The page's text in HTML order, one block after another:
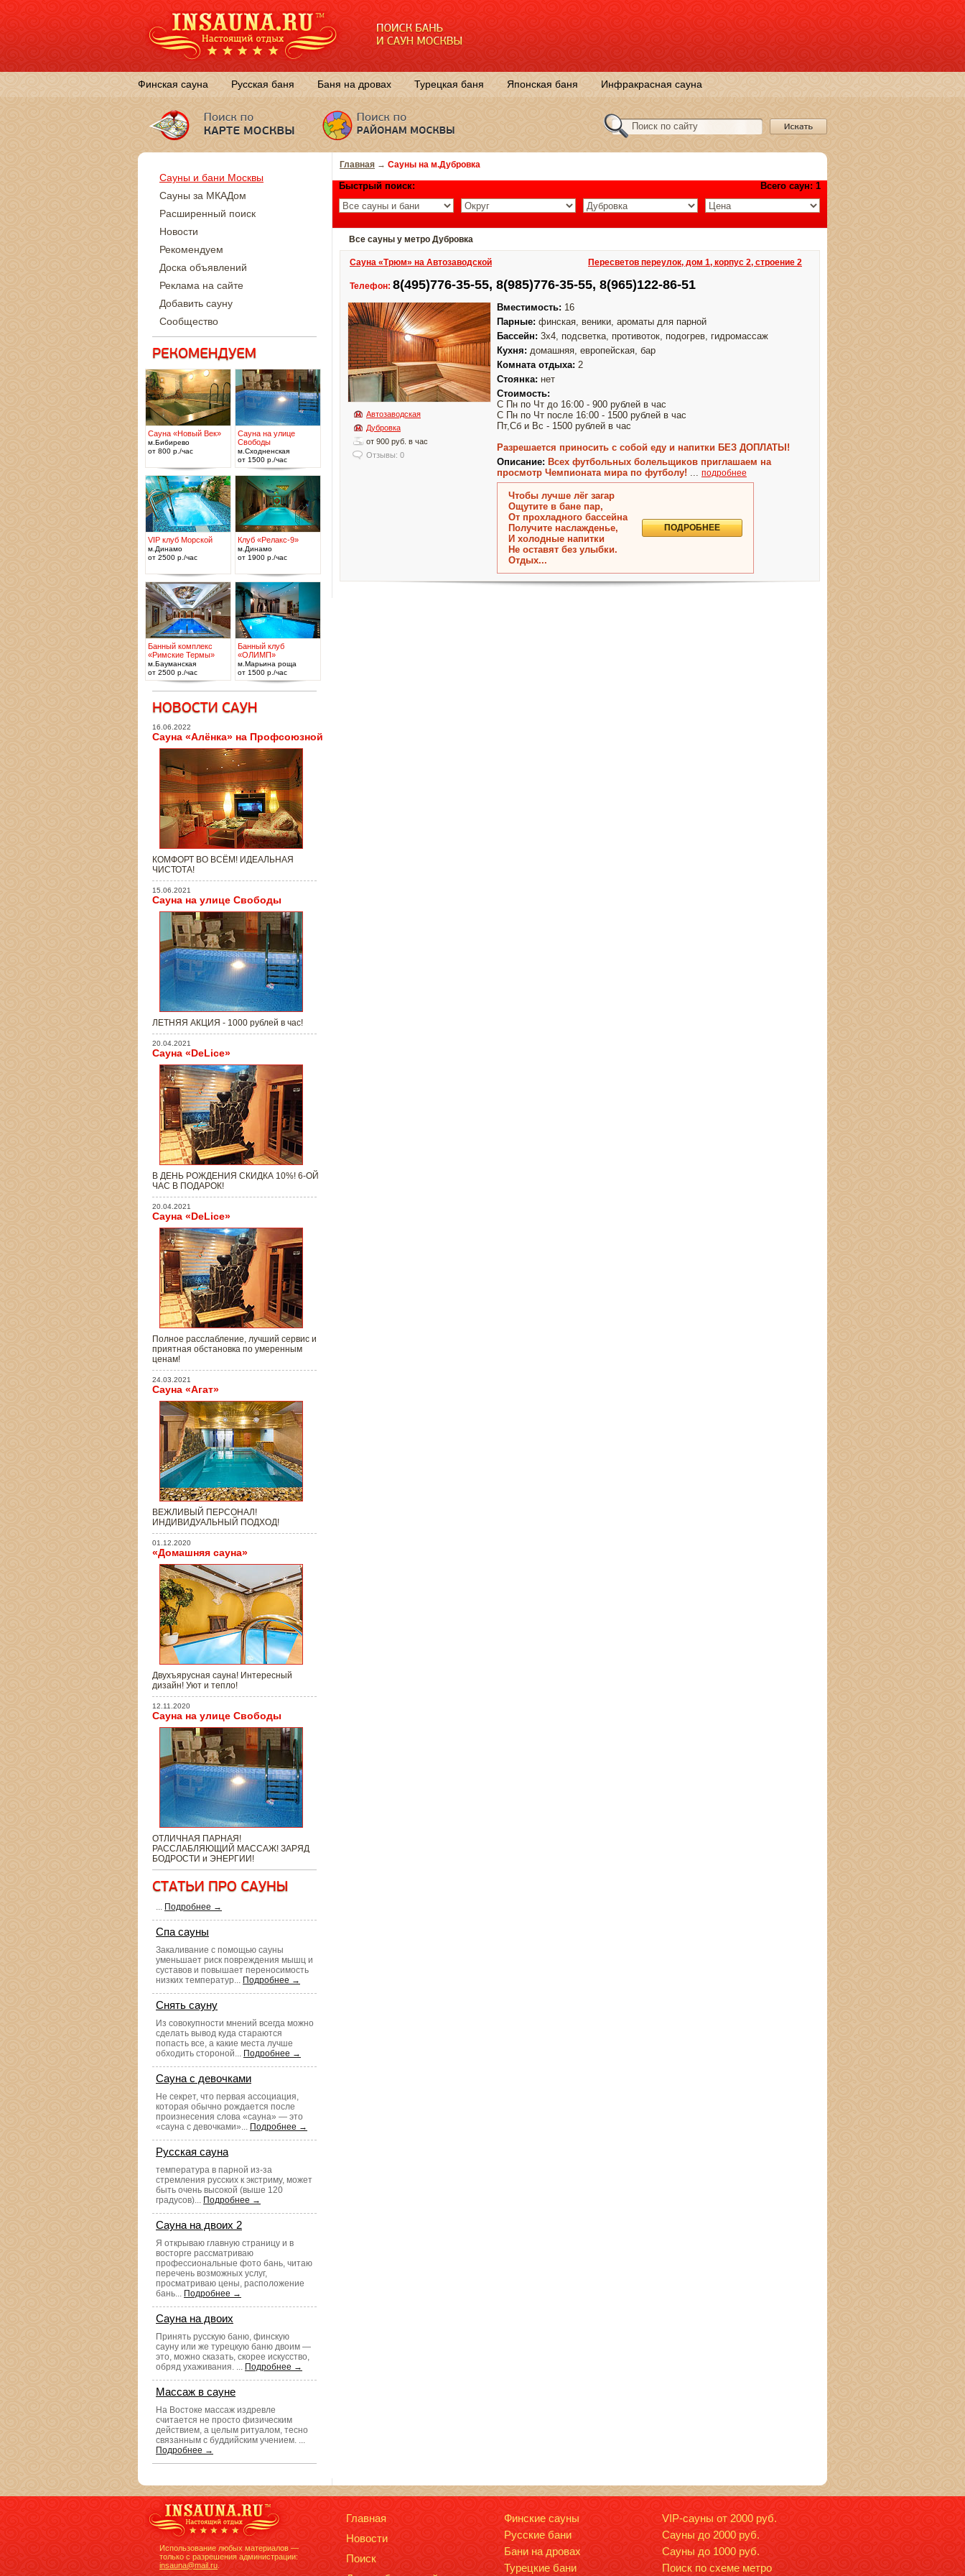
Финская сауна Русская баня Баня на дровах Турецкая баня Японская баня Инфракрасная сауна
Главная → Сауны на м.Дубровка
Всего саун: 1
Быстрый поиск:
Все сауны у метро Дубровка
Сауна «Трюм» на Автозаводской Пересветов переулок, дом 1, корпус 2, строение 2
Телефон: 8(495)776-35-55, 8(985)776-35-55, 8(965)122-86-51
Автозаводская
Дубровка
от 900 руб. в час
Отзывы: 0
Вместимость: 16
Парные: финская, веники, ароматы для парной
Бассейн: 3x4, подсветка, противоток, подогрев, гидромассаж
Кухня: домашняя, европейская, бар
Комната отдыха: 2
Стоянка: нет
Стоимость:
С Пн по Чт до 16:00 - 900 рублей в час
С Пн по Чт после 16:00 - 1500 рублей в час
Пт,Сб и Вс - 1500 рублей в час
Разрешается приносить с собой еду и напитки БЕЗ ДОПЛАТЫ!
Описание: Всех футбольных болельщиков приглашаем на
просмотр Чемпионата мира по футболу! ... подробнее
Чтобы лучше лёг загар
Ощутите в бане пар,
От прохладного бассейна
Получите наслажденье,
И холодные напитки
Не оставят без улыбки.
Отдых...
ПОДРОБНЕЕ
Сауны и бани Москвы
Сауны за МКАДом
Расширенный поиск
Новости
Рекомендуем
Доска объявлений
Реклама на сайте
Добавить сауну
Сообщество
Сауна «Новый Век»
м.Бибирево
от 800 р./час
Сауна на улице
Свободы
м.Сходненская
от 1500 р./час
VIP клуб Морской
м.Динамо
от 2500 р./час
Клуб «Релакс-9»
м.Динамо
от 1900 р./час
Банный комплекс
«Римские Термы»
м.Бауманская
от 2500 р./час
Банный клуб
«ОЛИМП»
м.Марьина роща
от 1500 р./час
16.06.2022
Сауна «Алёнка» на Профсоюзной
КОМФОРТ ВО ВСЁМ! ИДЕАЛЬНАЯ
ЧИСТОТА!
15.06.2021
Сауна на улице Свободы
ЛЕТНЯЯ АКЦИЯ - 1000 рублей в час!
20.04.2021
Сауна «DeLice»
В ДЕНЬ РОЖДЕНИЯ СКИДКА 10%! 6-ОЙ
ЧАС В ПОДАРОК!
20.04.2021
Сауна «DeLice»
Полное расслабление, лучший сервис и
приятная обстановка по умеренным
ценам!
24.03.2021
Сауна «Агат»
ВЕЖЛИВЫЙ ПЕРСОНАЛ!
ИНДИВИДУАЛЬНЫЙ ПОДХОД!
01.12.2020
«Домашняя сауна»
Двухъярусная сауна! Интересный
дизайн! Уют и тепло!
12.11.2020
Сауна на улице Свободы
ОТЛИЧНАЯ ПАРНАЯ!
РАССЛАБЛЯЮЩИЙ МАССАЖ! ЗАРЯД
БОДРОСТИ и ЭНЕРГИИ!
... Подробнее →
Спа сауны
Закаливание с помощью сауны
уменьшает риск повреждения мышц и
суставов и повышает переносимость
низких температур... Подробнее →
Снять сауну
Из совокупности мнений всегда можно
сделать вывод куда стараются
попасть все, а какие места лучше
обходить стороной... Подробнее →
Сауна с девочками
Не секрет, что первая ассоциация,
которая обычно рождается после
произнесения слова «сауна» — это
«сауна с девочками»... Подробнее →
Русская сауна
температура в парной из-за
стремления русских к экстриму, может
быть очень высокой (выше 120
градусов)... Подробнее →
Сауна на двоих 2
Я открываю главную страницу и в
восторге рассматриваю
профессиональные фото бань, читаю
перечень возможных услуг,
просматриваю цены, расположение
бань... Подробнее →
Сауна на двоих
Принять русскую баню, финскую
сауну или же турецкую баню двоим —
это, можно сказать, скорее искусство,
обряд ухаживания. ... Подробнее →
Массаж в сауне
На Востоке массаж издревле
считается не просто физическим
действием, а целым ритуалом, тесно
связанным с буддийским учением. ...
Подробнее →
Использование любых материалов —
только с разрешения администрации:
insauna@mail.ru
Главная
Новости
Поиск
Финские сауны
Русские бани
Бани на дровах
Турецкие бани
VIP-сауны от 2000 руб.
Сауны до 2000 руб.
Сауны до 1000 руб.
Поиск по схеме метро